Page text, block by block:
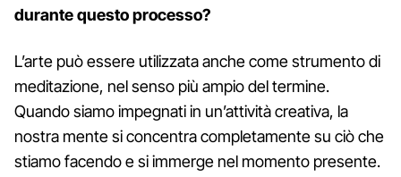
durante questo processo?
L’arte può essere utilizzata anche come strumento di
meditazione, nel senso più ampio del termine.
Quando siamo impegnati in un’attività creativa, la
nostra mente si concentra completamente su ciò che
stiamo facendo e si immerge nel momento presente.